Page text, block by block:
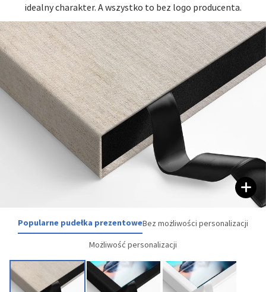
idealny charakter. A wszystko to bez logo producenta.
Popularne pudełka prezentoweBez możliwości personalizacji
Możliwość personalizacji